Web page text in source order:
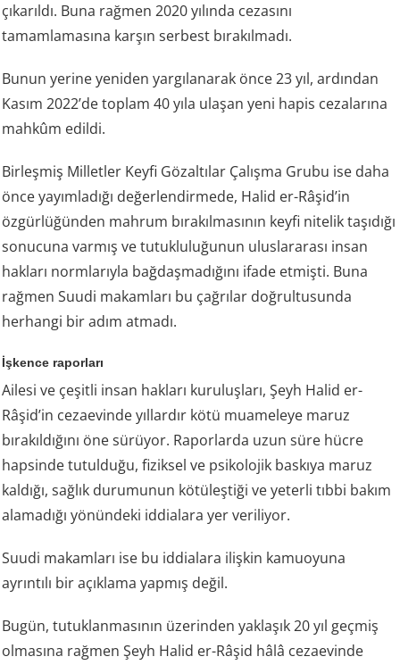
çıkarıldı. Buna rağmen 2020 yılında cezasını
tamamlamasına karşın serbest bırakılmadı.
Bunun yerine yeniden yargılanarak önce 23 yıl, ardından
Kasım 2022’de toplam 40 yıla ulaşan yeni hapis cezalarına
mahkûm edildi.
Birleşmiş Milletler Keyfi Gözaltılar Çalışma Grubu ise daha
önce yayımladığı değerlendirmede, Halid er-Râşid’in
özgürlüğünden mahrum bırakılmasının keyfi nitelik taşıdığı
sonucuna varmış ve tutukluluğunun uluslararası insan
hakları normlarıyla bağdaşmadığını ifade etmişti. Buna
rağmen Suudi makamları bu çağrılar doğrultusunda
herhangi bir adım atmadı.
İşkence raporları
Ailesi ve çeşitli insan hakları kuruluşları, Şeyh Halid er-
Râşid’in cezaevinde yıllardır kötü muameleye maruz
bırakıldığını öne sürüyor. Raporlarda uzun süre hücre
hapsinde tutulduğu, fiziksel ve psikolojik baskıya maruz
kaldığı, sağlık durumunun kötüleştiği ve yeterli tıbbi bakım
alamadığı yönündeki iddialara yer veriliyor.
Suudi makamları ise bu iddialara ilişkin kamuoyuna
ayrıntılı bir açıklama yapmış değil.
Bugün, tutuklanmasının üzerinden yaklaşık 20 yıl geçmiş
olmasına rağmen Şeyh Halid er-Râşid hâlâ cezaevinde